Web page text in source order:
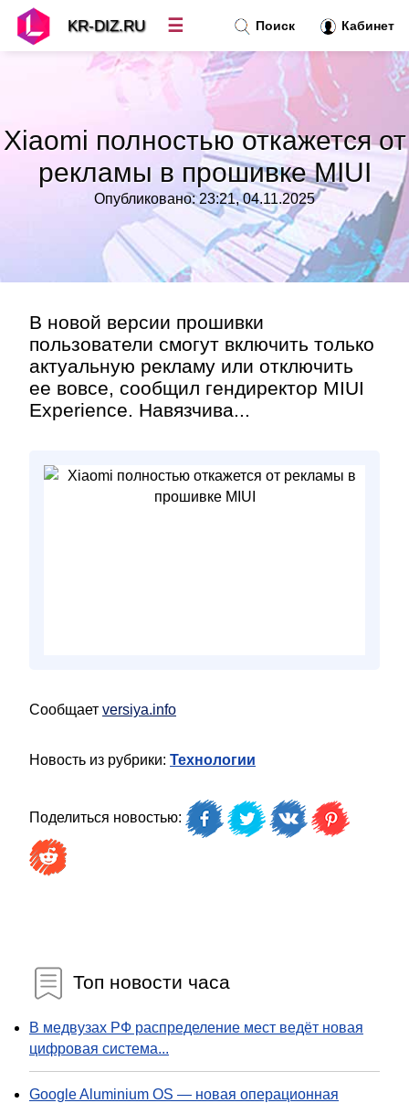
Xiaomi полностью откажется от
рекламы в прошивке MIUI
Опубликовано: 23:21, 04.11.2025
В новой версии прошивки
пользователи смогут включить только
актуальную рекламу или отключить
ее вовсе, сообщил гендиректор MIUI
Experience. Навязчива...
Сообщает versiya.info
Новость из рубрики: Технологии
Поделиться новостью:
Топ новости часа
В медвузах РФ распределение мест ведёт новая
цифровая система...
Google Aluminium OS — новая операционная
Поиск Кабинет
KR-DIZ.RU ☰
Топ новостей»
»
»
Контакт»